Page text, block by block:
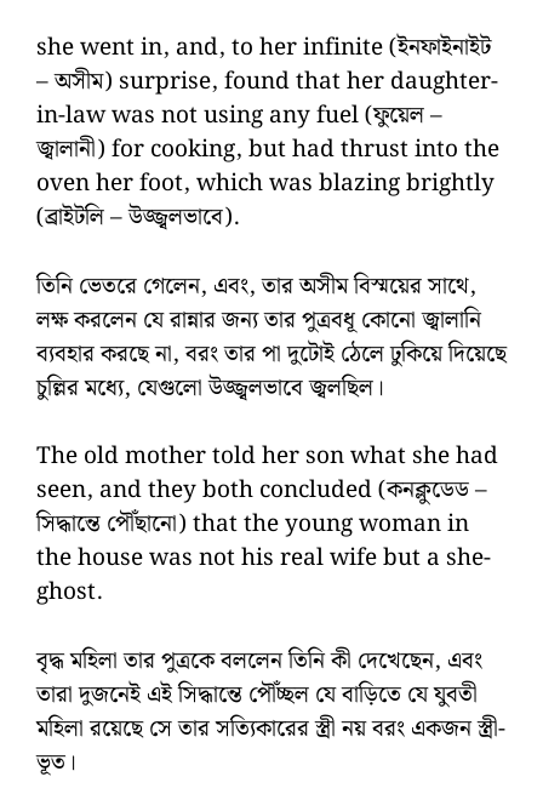
she went in, and, to her infinite (ইনফাইনাইট
– অসীম) surprise, found that her daughter-
in-law was not using any fuel (ফুয়েল –
জ্বালানী) for cooking, but had thrust into the
oven her foot, which was blazing brightly
(ব্রাইটলি – উজ্জ্বলভাবে).
তিনি ভেতরে গেলেন, এবং, তার অসীম বিস্ময়ের সাথে,
লক্ষ করলেন যে রান্নার জন্য তার পুত্রবধূ কোনো জ্বালানি
ব্যবহার করছে না, বরং তার পা দুটোই ঠেলে ঢুকিয়ে দিয়েছে
চুল্লির মধ্যে, যেগুলো উজ্জ্বলভাবে জ্বলছিল।
The old mother told her son what she had
seen, and they both concluded (কনক্লুডেড –
সিদ্ধান্তে পৌঁছানো) that the young woman in
the house was not his real wife but a she-
ghost.
বৃদ্ধ মহিলা তার পুত্রকে বললেন তিনি কী দেখেছেন, এবং
তারা দুজনেই এই সিদ্ধান্তে পৌঁচ্ছল যে বাড়িতে যে যুবতী
মহিলা রয়েছে সে তার সত্যিকারের স্ত্রী নয় বরং একজন স্ত্রী-
ভূত।